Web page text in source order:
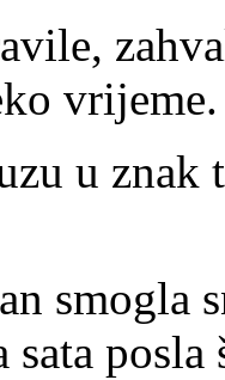
u znak
smogla